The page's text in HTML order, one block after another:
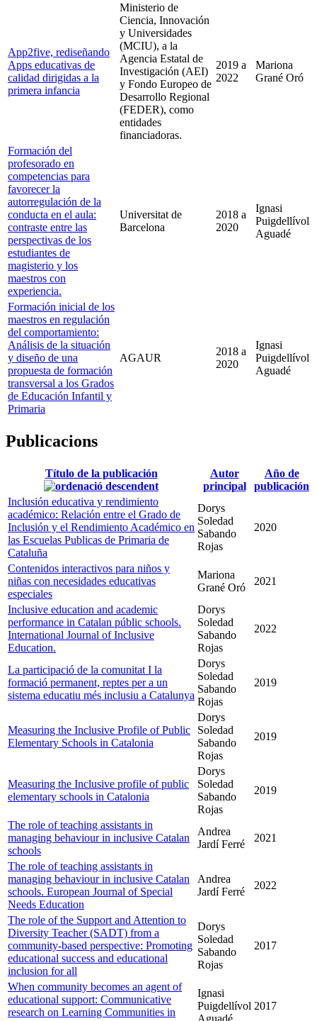
App2five, rediseñando
Apps educativas de
calidad dirigidas a la
primera infancia
Ministerio de
Ciencia, Innovación
y Universidades
(MCIU), a la
Agencia Estatal de
Investigación (AEI)
y Fondo Europeo de
Desarrollo Regional
(FEDER), como
entidades
financiadoras.
2019 a
2022
Mariona
Grané Oró
Formación del
profesorado en
competencias para
favorecer la
autorregulación de la
conducta en el aula:
contraste entre las
perspectivas de los
estudiantes de
magisterio y los
maestros con
experiencia.
Universitat de
Barcelona
2018 a
2020
Ignasi
Puigdellívol
Aguadé
Formación inicial de los
maestros en regulación
del comportamiento:
Análisis de la situación
y diseño de una
propuesta de formación
transversal a los Grados
de Educación Infantil y
Primaria
AGAUR
2018 a
2020
Ignasi
Puigdellívol
Aguadé
Publicacions
Título de la publicación
Autor
principal
Año de
publicación
Inclusión educativa y rendimiento
académico: Relación entre el Grado de
Inclusión y el Rendimiento Académico en
las Escuelas Publicas de Primaria de
Cataluña
Dorys
Soledad
Sabando
Rojas
2020
Contenidos interactivos para niños y
niñas con necesidades educativas
especiales
Mariona
Grané Oró
2021
Inclusive education and academic
performance in Catalan públic schools.
International Journal of Inclusive
Education.
Dorys
Soledad
Sabando
Rojas
2022
La participació de la comunitat I la
formació permanent, reptes per a un
sistema educatiu més inclusiu a Catalunya
Dorys
Soledad
Sabando
Rojas
2019
Measuring the Inclusive Profile of Public
Elementary Schools in Catalonia
Dorys
Soledad
Sabando
Rojas
2019
Measuring the Inclusive profile of public
elementary schools in Catalonia
Dorys
Soledad
Sabando
Rojas
2019
The role of teaching assistants in
managing behaviour in inclusive Catalan
schools
Andrea
Jardí Ferré
2021
The role of teaching assistants in
managing behaviour in inclusive Catalan
schools. European Journal of Special
Needs Education
Andrea
Jardí Ferré
2022
The role of the Support and Attention to
Diversity Teacher (SADT) from a
community-based perspective: Promoting
educational success and educational
inclusion for all
Dorys
Soledad
Sabando
Rojas
2017
When community becomes an agent of
educational support: Communicative
research on Learning Communities in
Ignasi
Puigdellívol
Aguadé
2017